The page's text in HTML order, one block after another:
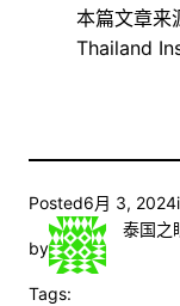
本篇文章来
Thailand
Posted6月 3, 2024
by
泰国之
Tags: